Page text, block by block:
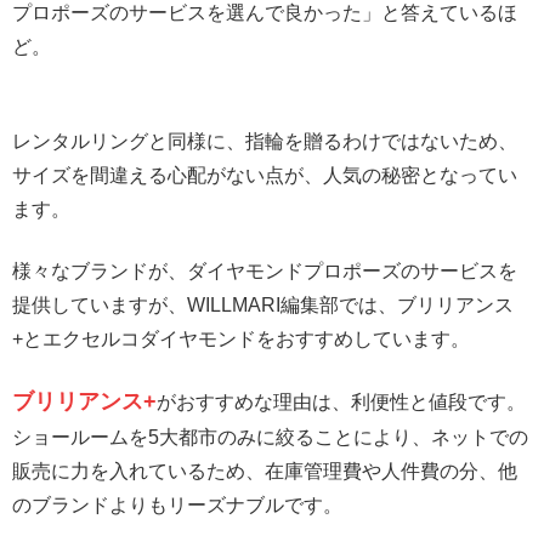
プロポーズのサービスを選んで良かった」と答えているほ
ど。
レンタルリングと同様に、指輪を贈るわけではないため、
サイズを間違える心配がない点が、人気の秘密となってい
ます。
様々なブランドが、ダイヤモンドプロポーズのサービスを
提供していますが、WILLMARI編集部では、ブリリアンス
+とエクセルコダイヤモンドをおすすめしています。
ブリリアンス+がおすすめな理由は、利便性と値段です。
ショールームを5大都市のみに絞ることにより、ネットでの
販売に力を入れているため、在庫管理費や人件費の分、他
のブランドよりもリーズナブルです。